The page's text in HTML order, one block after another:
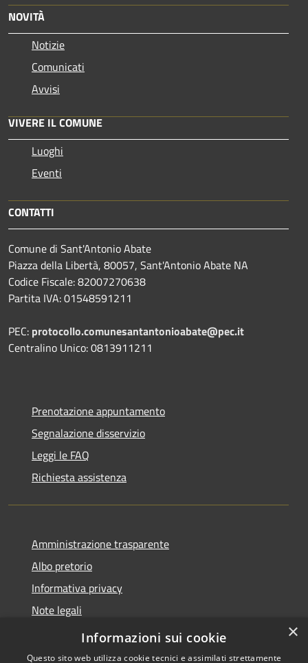
NOVITÀ
Notizie
Comunicati
Avvisi
VIVERE IL COMUNE
Luoghi
Eventi
CONTATTI
Comune di Sant'Antonio Abate
Piazza della Libertà, 80057, Sant'Antonio Abate NA
Codice Fiscale: 82007270638
Partita IVA: 01548591211
PEC: protocollo.comunesantantonioabate@pec.it
Centralino Unico: 0813911211
Prenotazione appuntamento
Segnalazione disservizio
Leggi le FAQ
Richiesta assistenza
Amministrazione trasparente
Albo pretorio
Informativa privacy
Note legali
Dichiarazione di accessibilità
×
Informazioni sui cookie
Questo sito web utilizza cookie tecnici e assimilati strettamente